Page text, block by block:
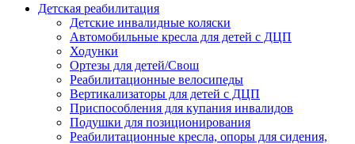
Детская реабилитация
Детские инвалидные коляски
Автомобильные кресла для детей с ДЦП
Ходунки
Ортезы для детей/Свош
Реабилитационные велосипеды
Вертикализаторы для детей с ДЦП
Приспособления для купания инвалидов
Подушки для позиционирования
Реабилитационные кресла, опоры для сидения,